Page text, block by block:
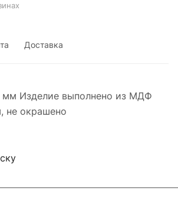
Доставка
мм Изделие выполнено из МДФ
не окрашено